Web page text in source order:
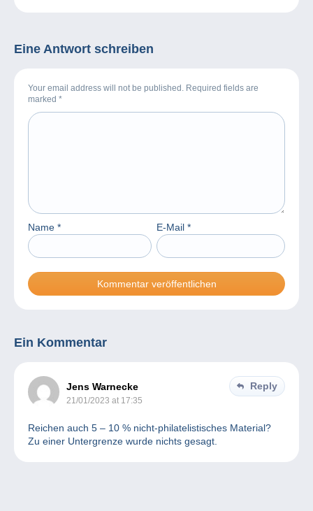
Eine Antwort schreiben
Your email address will not be published. Required fields are
marked *
Name * E-Mail *
Ein Kommentar
Jens Warnecke
21/01/2023 at 17:35
Reply
Reichen auch 5 – 10 % nicht-philatelistisches Material?
Zu einer Untergrenze wurde nichts gesagt.